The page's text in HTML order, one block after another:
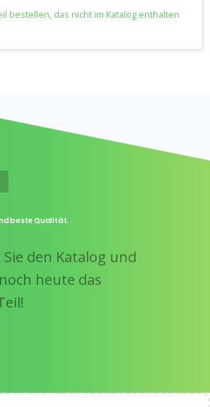
bestellen, das nicht im Katalog enthalten
beste Qualität.
den Katalog und
heute das